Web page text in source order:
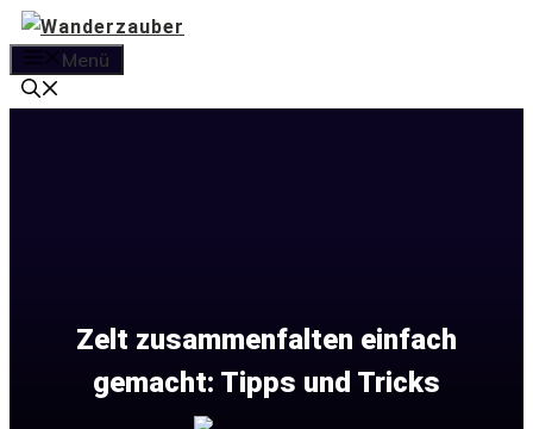
Zum
Inhalt
springen
Menü
Zelt zusammenfalten einfach
gemacht: Tipps und Tricks